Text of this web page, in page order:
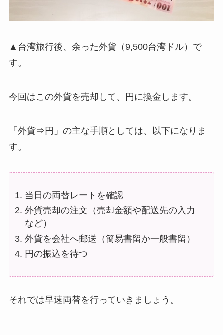
▲台湾旅行後、余った外貨（9,500台湾ドル）で
す。
今回はこの外貨を売却して、円に換金します。
「外貨⇒円」の主な手順としては、以下になりま
す。
当日の両替レートを確認
外貨売却の注文（売却金額や配送先の入力
など）
外貨を会社へ郵送（簡易書留か一般書留）
円の振込を待つ
それでは早速両替を行っていきましょう。